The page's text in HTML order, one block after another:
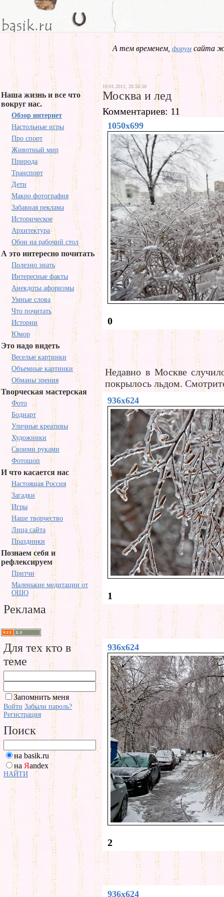
А тем временем,форум сайта
Наша жизнь и все что
вокруг нас.
Обзор интернет
Настольные игры
Про спорт
Животный мир
Природа
Транспорт
Дети
Макро фотография
Забавная реклама
Историческое
Архитектура
Обои на рабочий стол
А это интересно почитать
Полезно знать
Интересные факты
Анекдоты афоризмы
Умные слова
Что почитать
Истории
Юмор
Это надо видеть
Веселые картинки
Объемные картинки
Обманы зрения
Творческая мастерская
Фото
Бодиарт
Уличные креативы
Художники
Своими руками
Фотошоп
И что касается нас
Настоящая Россия
Загадки
Игры
Наше творчество
Лица сайта
Праздники
Познаем себя и
рефлексируем
Притчи
Маленькие медитации от
ОШО
Реклама
Для тех кто в
теме
Запомнить меня
Войти Забыли пароль?
Регистрация
Поиск
на basik.ru
на Яandex
НАЙТИ
10.01.2011, 20.50.50
Москва и лед
Комментариев: 11
1050x699
0
Недавно в Москве
покрылось льдом.
936x624
1
936x624
2
936x624